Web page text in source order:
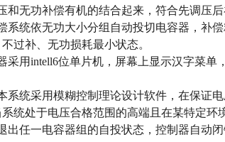
和无功补偿有机的结合起来，符合先调压
系统依无功大小分组自动投切电容器，补
过补、无功损耗最小状态。
采用intell6位单片机，屏幕上显示汉字菜单
系统采用模糊控制理论设计软件，在保证
统处于电压合格范围的高端且在某特定环
出任一电容器组的自投状态，控制器自动